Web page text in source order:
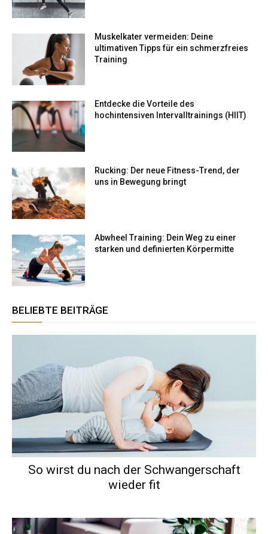
Muskelkater vermeiden: Deine
ultimativen Tipps für ein schmerzfreies
Training
Entdecke die Vorteile des
hochintensiven Intervalltrainings (HIIT)
Rucking: Der neue Fitness-Trend, der
uns in Bewegung bringt
Abwheel Training: Dein Weg zu einer
starken und definierten Körpermitte
BELIEBTE BEITRÄGE
So wirst du nach der Schwangerschaft
wieder fit